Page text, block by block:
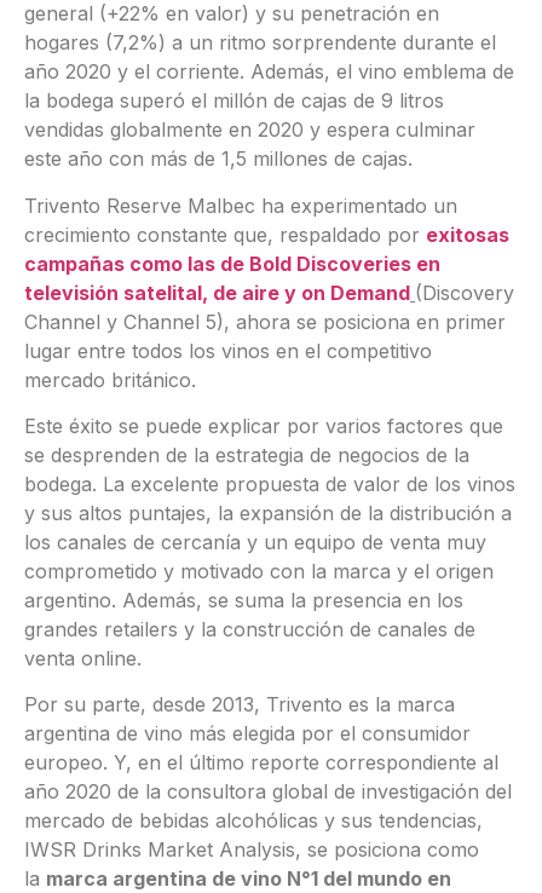
general (+22% en valor) y su penetración en
hogares (7,2%) a un ritmo sorprendente durante el
año 2020 y el corriente. Además, el vino emblema de
la bodega superó el millón de cajas de 9 litros
vendidas globalmente en 2020 y espera culminar
este año con más de 1,5 millones de cajas.
Trivento Reserve Malbec ha experimentado un
crecimiento constante que, respaldado por exitosas
campañas como las de Bold Discoveries en
televisión satelital, de aire y on Demand (Discovery
Channel y Channel 5), ahora se posiciona en primer
lugar entre todos los vinos en el competitivo
mercado británico.
Este éxito se puede explicar por varios factores que
se desprenden de la estrategia de negocios de la
bodega. La excelente propuesta de valor de los vinos
y sus altos puntajes, la expansión de la distribución a
los canales de cercanía y un equipo de venta muy
comprometido y motivado con la marca y el origen
argentino. Además, se suma la presencia en los
grandes retailers y la construcción de canales de
venta online.
Por su parte, desde 2013, Trivento es la marca
argentina de vino más elegida por el consumidor
europeo. Y, en el último reporte correspondiente al
año 2020 de la consultora global de investigación del
mercado de bebidas alcohólicas y sus tendencias,
IWSR Drinks Market Analysis, se posiciona como
la marca argentina de vino N°1 del mundo en